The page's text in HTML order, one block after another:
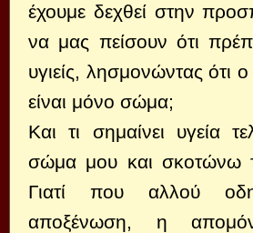
έχουμε δεχθεί στην
να μας πείσουν ότι
υγιείς, λησμονώντας ότι
είναι μόνο σώμα;
Και τι σημαίνει υγεία
σώμα μου και σκοτώνω
Γιατί που αλλού
αποξένωση, η